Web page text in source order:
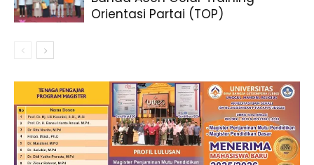
Orientasi Partai (TOP)